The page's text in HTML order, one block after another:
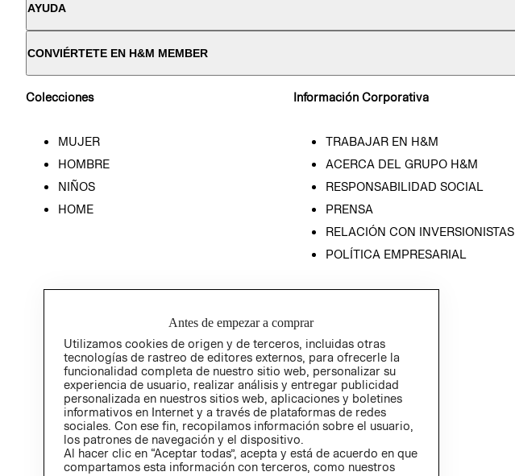
AYUDA
CONVIÉRTETE EN H&M MEMBER
Colecciones
MUJER
HOMBRE
NIÑOS
HOME
Información Corporativa
TRABAJAR EN H&M
ACERCA DEL GRUPO H&M
RESPONSABILIDAD SOCIAL
PRENSA
RELACIÓN CON INVERSIONISTAS
POLÍTICA EMPRESARIAL
Antes de empezar a comprar
Utilizamos cookies de origen y de terceros, incluidas otras
tecnologías de rastreo de editores externos, para ofrecerle la
funcionalidad completa de nuestro sitio web, personalizar su
experiencia de usuario, realizar análisis y entregar publicidad
personalizada en nuestros sitios web, aplicaciones y boletines
informativos en Internet y a través de plataformas de redes
sociales. Con ese fin, recopilamos información sobre el usuario,
los patrones de navegación y el dispositivo.
Al hacer clic en “Aceptar todas”, acepta y está de acuerdo en que
compartamos esta información con terceros, como nuestros